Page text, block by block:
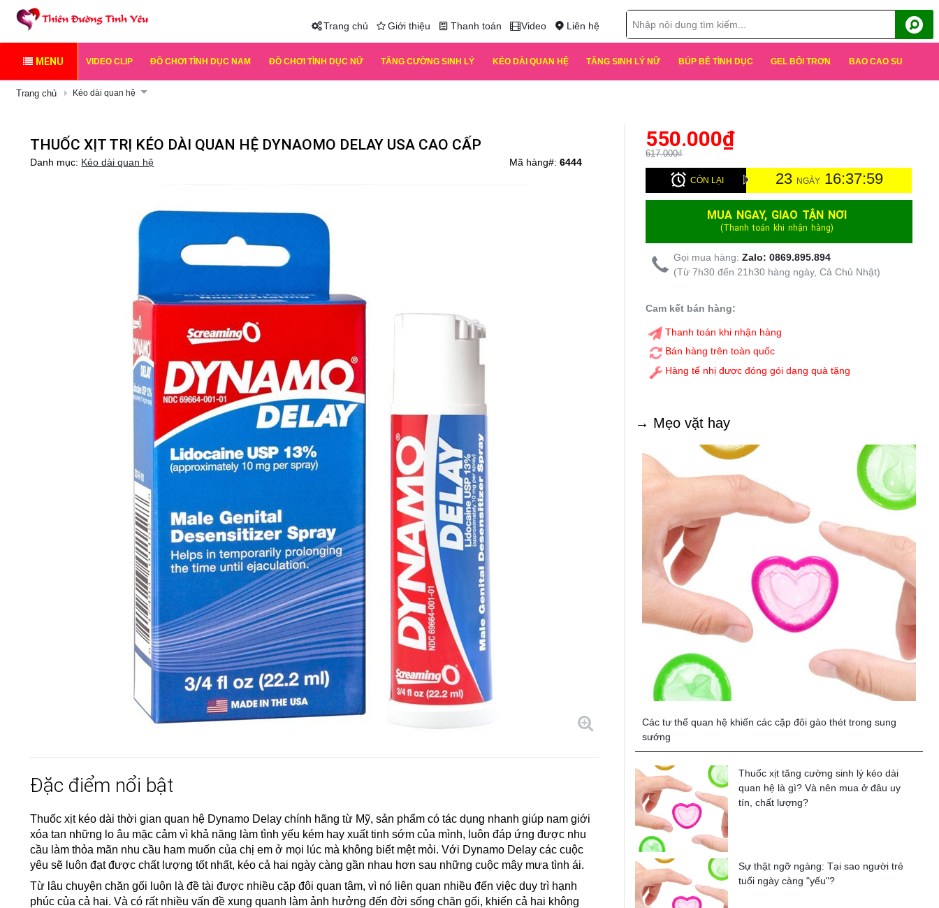
Trang chủ Giới thiệu Thanh toán Video Liên hệ
MENU VIDEO CLIP ĐỒ CHƠI TÌNH DỤC NAM ĐỒ CHƠI TÌNH DỤC NỮ TĂNG CƯỜNG SINH LÝ KÉO DÀI QUAN HỆ TĂNG SINH LÝ NỮ BÚP BÊ TÌNH DỤC GEL BÔI TRƠN BAO CAO SU
Trang chủ Kéo dài quan hệ
THUỐC XỊT TRỊ KÉO DÀI QUAN HỆ DYNAOMO DELAY USA CAO CẤP
Mã hàng#:6444
Danh mục: Kéo dài quan hệ
Đặc điểm nổi bật
Thuốc xịt kéo dài thời gian quan hệ Dynamo Delay chính hãng từ Mỹ, sản phẩm có tác dụng nhanh giúp nam giới
xóa tan những lo âu mặc cảm vì khả năng làm tình yếu kém hay xuất tinh sớm của mình, luôn đáp ứng được nhu
cầu làm thỏa mãn nhu cầu ham muốn của chị em ở mọi lúc mà không biết mệt mỏi. Với Dynamo Delay các cuộc
yêu sẽ luôn đạt được chất lượng tốt nhất, kéo cả hai ngày càng gần nhau hơn sau những cuộc mây mưa tình ái.
Từ lâu chuyện chăn gối luôn là đề tài được nhiều cặp đôi quan tâm, vì nó liên quan nhiều đến việc duy trì hạnh
phúc của cả hai. Và có rất nhiều vấn đề xung quanh làm ảnh hưởng đến đời sống chăn gối, khiến cả hai không
550.000₫
617.000₫
CÒN LẠI 23 NGÀY16:37:58
MUA NGAY, GIAO TẬN NƠI
(Thanh toán khi nhận hàng)
Gọi mua hàng:Zalo: 0869.895.894
(Từ 7h30 đến 21h30 hàng ngày, Cả Chủ Nhật)
Cam kết bán hàng:
Thanh toán khi nhận hàng
Bán hàng trên toàn quốc
Hàng tế nhị được đóng gói dạng quà tặng
→ Mẹo vặt hay
Các tư thế quan hệ khiến các cặp đôi gào thét trong sung
sướng
Thuốc xịt tăng cường sinh lý kéo dài
quan hệ là gì? Và nên mua ở đâu uy
tín, chất lượng?
Sự thật ngỡ ngàng: Tại sao người trẻ
tuổi ngày càng "yếu"?